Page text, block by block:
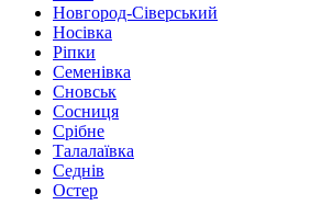
Новгород-Сіверський
Носівка
Ріпки
Семенівка
Сновськ
Сосниця
Срібне
Талалаївка
Седнів
Остер